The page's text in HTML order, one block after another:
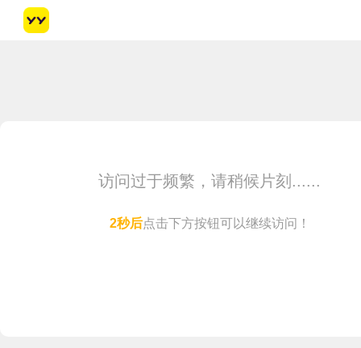
访问过于频繁，请稍候片刻......
1秒后点击下方按钮可以继续访问！